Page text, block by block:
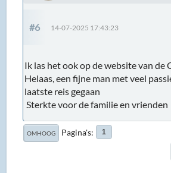
#6 14-07-2025 17:43:23
Ik las het ook op de website van de
Helaas, een fijne man met veel
laatste reis gegaan
Sterkte voor de familie en vrienden
OMHOOG Pagina's 1